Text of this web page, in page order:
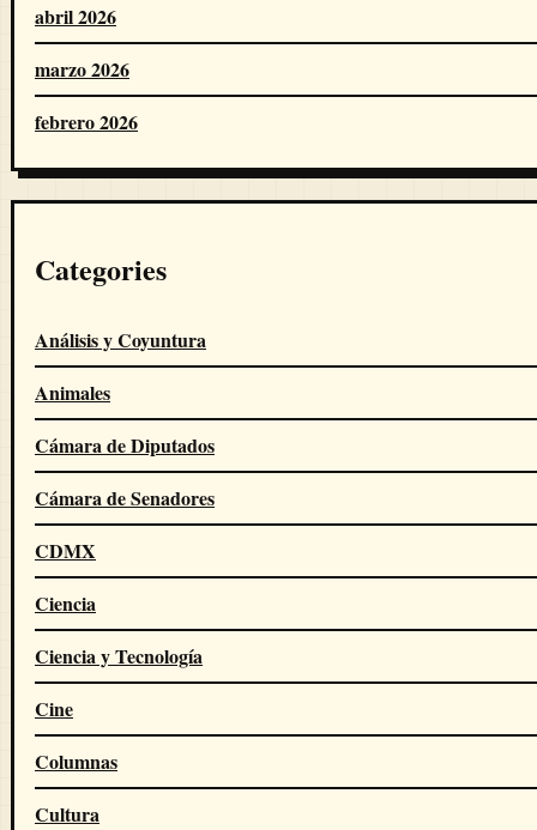
abril 2026
marzo 2026
febrero 2026
Categories
Análisis y Coyuntura
Animales
Cámara de Diputados
Cámara de Senadores
CDMX
Ciencia
Ciencia y Tecnología
Cine
Columnas
Cultura